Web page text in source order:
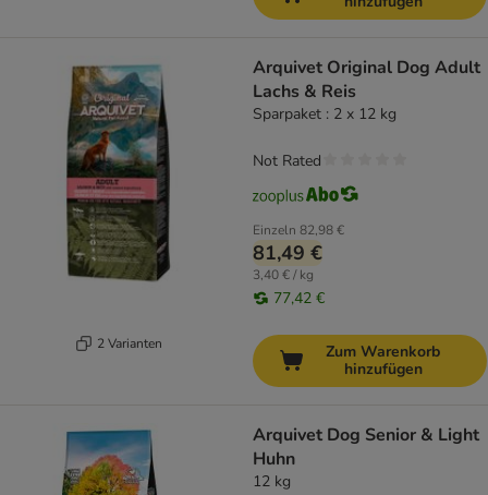
2 Varianten
Arquivet Original Dog Adult
Lachs & Reis
Sparpaket : 2 x 12 kg
Einzeln 82,98 €
81,49 €
3,40 € / kg
77,42 €
Not Rated
Zum Warenkorb
hinzufügen
Arquivet Dog Senior & Light
Huhn
12 kg